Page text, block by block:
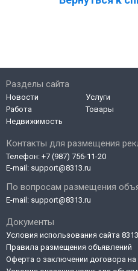
Контакты для размещения
Телефон: +7 (987) 756-11-20
E-mail: support@8313.ru
По вопросам размещения
E-mail: support@8313.ru
Документы
Условия использования сайта
Правила размещения объявлений
Оферта о заключении договора на
Разделы сайта
Новости
Работа
Недвижимость
Услуги
Товары